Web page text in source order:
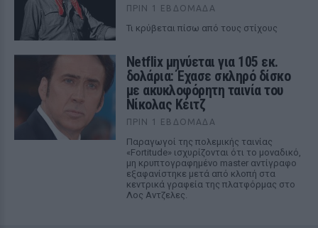
ΠΡΙΝ 1 ΕΒΔΟΜΆΔΑ
Τι κρύβεται πίσω από τους στίχους
Netflix μηνύεται για 105 εκ.
δολάρια: Έχασε σκληρό δίσκο
με ακυκλοφόρητη ταινία του
Νίκολας Κέιτζ
ΠΡΙΝ 1 ΕΒΔΟΜΆΔΑ
Παραγωγοί της πολεμικής ταινίας
«Fortitude» ισχυρίζονται ότι το μοναδικό,
μη κρυπτογραφημένο master αντίγραφο
εξαφανίστηκε μετά από κλοπή στα
κεντρικά γραφεία της πλατφόρμας στο
Λος Αντζελες.